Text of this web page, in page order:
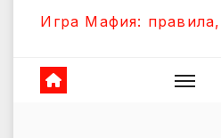
Игра Мафия: